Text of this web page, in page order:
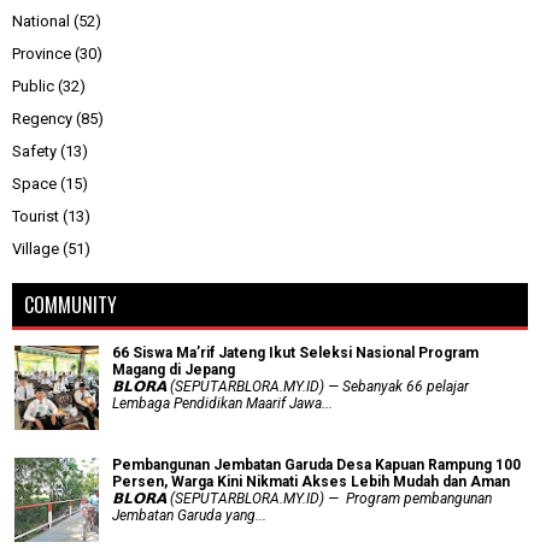
National (52)
Province (30)
Public (32)
Regency (85)
Safety (13)
Space (15)
Tourist (13)
Village (51)
COMMUNITY
66 Siswa Ma’rif Jateng Ikut Seleksi Nasional Program
Magang di Jepang
𝗕𝗟𝗢𝗥𝗔 (SEPUTARBLORA.MY.ID) — Sebanyak 66 pelajar
Lembaga Pendidikan Maarif Jawa...
Pembangunan Jembatan Garuda Desa Kapuan Rampung 100
Persen, Warga Kini Nikmati Akses Lebih Mudah dan Aman
𝗕𝗟𝗢𝗥𝗔 (SEPUTARBLORA.MY.ID) — Program pembangunan
Jembatan Garuda yang...